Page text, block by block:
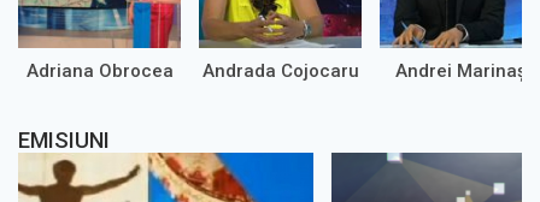
Adriana Obrocea Andrada Cojocaru Andrei Marinaș
EMISIUNI